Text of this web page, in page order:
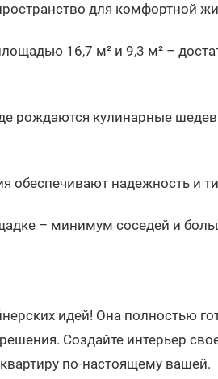
для комфортной
16,7 м² и 9,3 м² –
рождаются кулинарные
обеспечивают надежность и
– минимум соседей и
идей! Она полностью
Создайте интерьер
по-настоящему вашей.